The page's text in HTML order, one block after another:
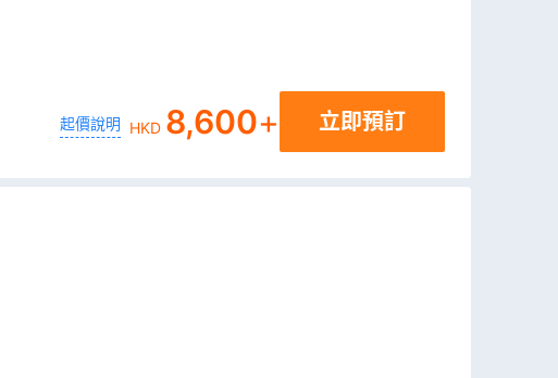
起價說明 HKD 8,600+ 立即預訂